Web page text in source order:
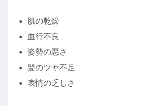
肌の乾燥
血行不良
姿勢の悪さ
髪のツヤ不足
表情の乏しさ